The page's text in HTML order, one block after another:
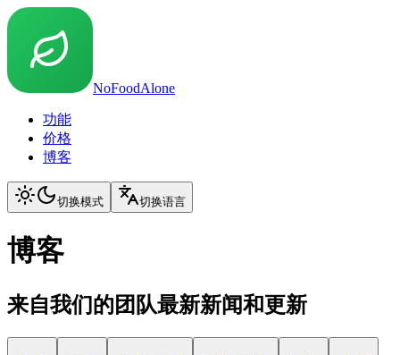
NoFoodAlone
功能
价格
博客
切换模式 切换语言
博客
来自我们的团队最新新闻和更新